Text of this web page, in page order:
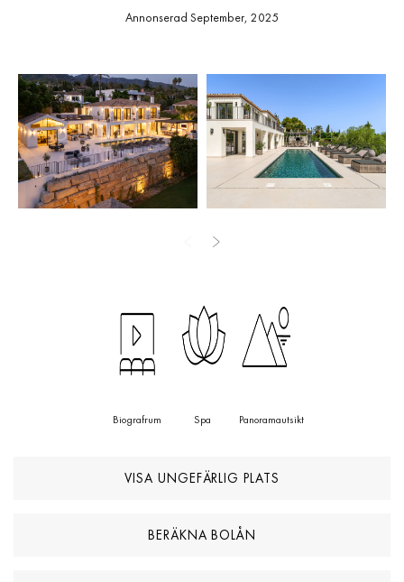
panoramautsikt, privat terrass och walk-through garderob.
stilren lounge, bar, glasad vinkällare och biljardbord. Två
gästtoaletter och gott om förvaring kompletterar denna nivå.
Utomhus omges 456 m² terrasser av en stor saltvattenpool,
soldäck, trädgårdar och en elegant matplats i det fria. Bakom
grindar finns en täckt carport med plats för sex fordon.
erbjuder detta inflyttningsklara hem både privatliv, stil och
Annonserad September, 2025
Biografrum Spa Panoramautsikt
VISA UNGEFÄRLIG PLATS
BERÄKNA BOLÅN